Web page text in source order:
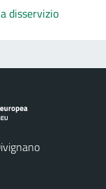
disservizio